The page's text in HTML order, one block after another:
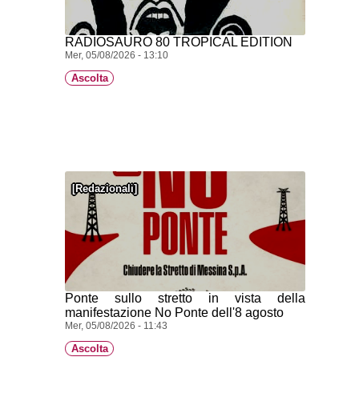
RADIOSAURO 80 TROPICAL EDITION
Mer, 05/08/2026 - 13:10
Ascolta
Ponte sullo stretto in vista della
manifestazione No Ponte dell'8 agosto
Mer, 05/08/2026 - 11:43
Redazionali
Ascolta